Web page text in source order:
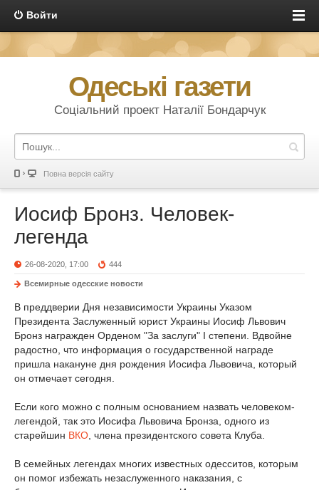
Войти
Одеські газети
Соціальний проект Наталії Бондарчук
Повна версія сайту
Иосиф Бронз. Человек-
легенда
26-08-2020, 17:00 444
Всемирные одесские новости
В преддверии Дня независимости Украины Указом
Президента Заслуженный юрист Украины Иосиф Львович
Бронз награжден Орденом "За заслуги" I степени. Вдвойне
радостно, что информация о государственной награде
пришла накануне дня рождения Иосифа Львовича, который
он отмечает сегодня.
Если кого можно с полным основанием назвать человеком-
легендой, так это Иосифа Львовича Бронза, одного из
старейшин ВКО , члена президентского совета Клуба.
В семейных легендах многих известных одесситов, которым
он помог избежать незаслуженного наказания, с